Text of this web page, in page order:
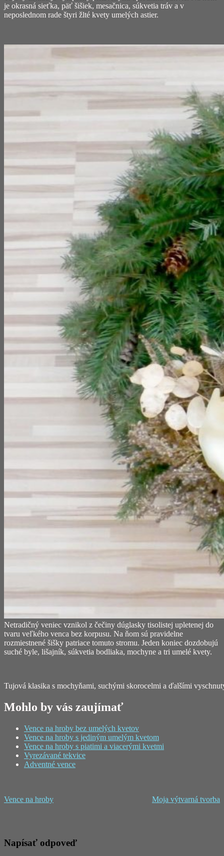
je okrasná sieťka, päť šišiek, mesačnica, súkvetia tráv a v
neposlednom rade štyri žlté kvety umelých astier.
Netradičný veniec vznikol z čečiny dúglasky tisolistej upletenej do
tvaru veľkého venca bez korpusu. Na ňom sú pravidelne
rozmiestnené šišky patriace tomuto stromu. Jeden koniec dozdobujú
suché byle, lišajník, súkvetia bodliaka, mochyne a tri umelé kvety.
Tujová klasika s mochyňami, suchými skorocelmi a ďalšími
Mohlo by vás zaujímať
Vence na hroby bez umelých kvetov
Vence na hroby s jediným umelým kvetom
Vence na hroby s piatimi a viacerými kvetmi
Vyrezávané tekvice
Adventné vence
Vence na hroby Moja výtvarná tvorba
Napísať odpoveď